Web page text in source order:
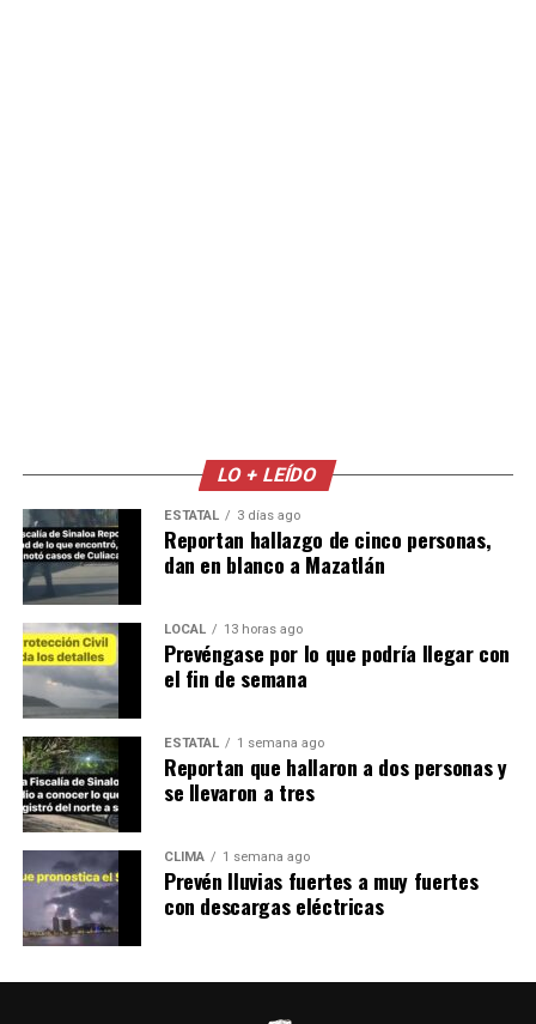
LO + LEÍDO
ESTATAL 3 días ago
Reportan hallazgo de cinco personas,
dan en blanco a Mazatlán
LOCAL 13 horas ago
Prevéngase por lo que podría llegar con
el fin de semana
ESTATAL 1 semana ago
Reportan que hallaron a dos personas y
se llevaron a tres
CLIMA 1 semana ago
Prevén lluvias fuertes a muy fuertes
con descargas eléctricas